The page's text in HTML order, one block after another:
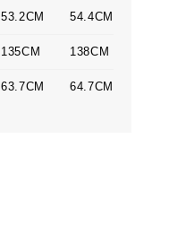
53.2CM 54.4CM
135CM 138CM
63.7CM 64.7CM